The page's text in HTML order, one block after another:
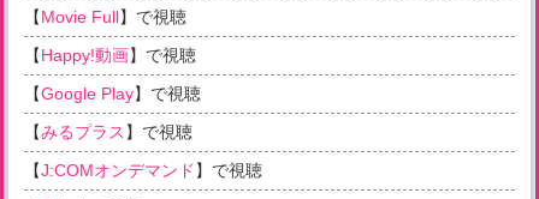
【Movie Full】で視聴
【Happy!動画】で視聴
【Google Play】で視聴
【みるプラス 】で視聴
【J:COMオンデマンド 】で視聴